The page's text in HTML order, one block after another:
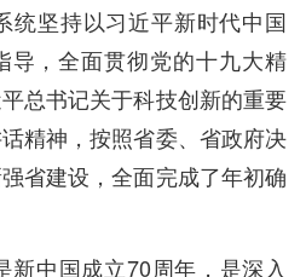
统坚持以习近平新时代中国
导，全面贯彻党的十九大精
总书记关于科技创新的重要
精神，按照省委、省政府决
省建设，全面完成了年初确
新中国成立70周年，是深入